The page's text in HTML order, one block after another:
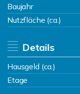
Baujahr
Nutzfläche (ca.)
Details
Hausgeld (ca.)
Etage